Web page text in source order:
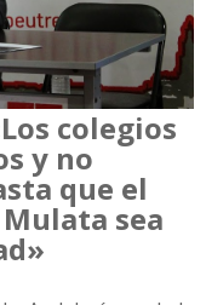
colegios
y no
que el
sea